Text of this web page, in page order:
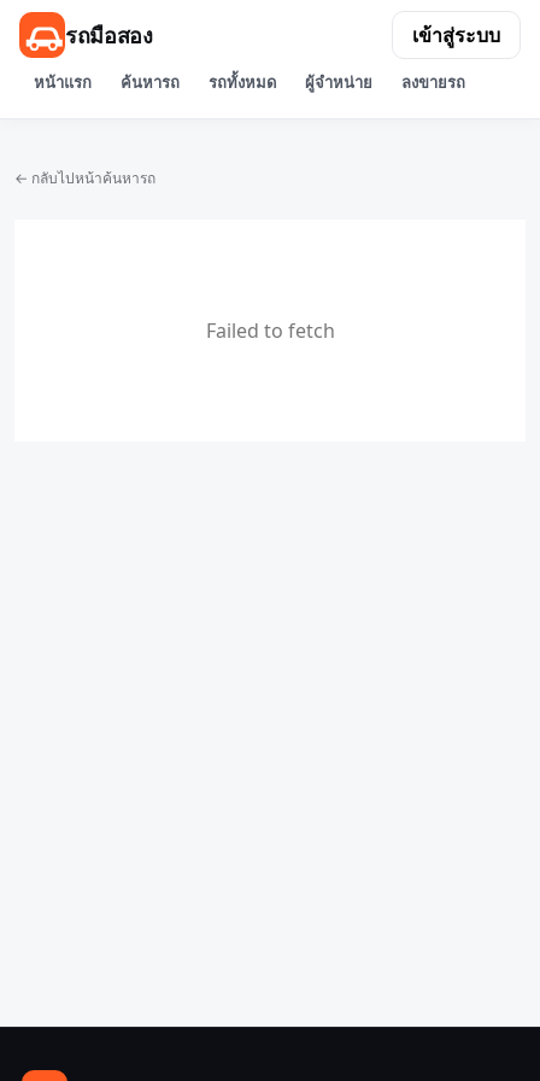
รถมือสอง
หน้าแรก ค้นหารถ รถทั้งหมด ผู้จำหน่าย ลงขายรถ
เข้าสู่ระบบ
← กลับไปหน้าค้นหารถ
Failed to fetch